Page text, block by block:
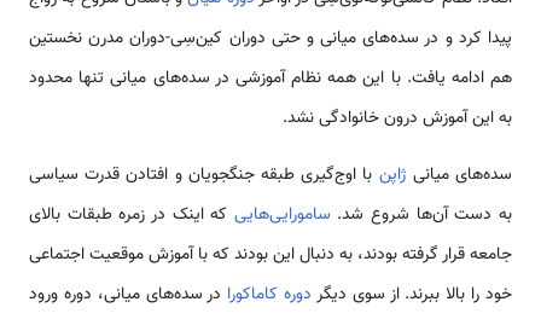
پیدا کرد و در سده‌های میانی و حتی دوران کین‌سِی-دوران مدرن نخستین
هم ادامه یافت. با این همه نظام آموزشی در سده‌های میانی تنها محدود
به این آموزش درون خانوادگی نشد.
سده‌های میانی ژاپن با اوج‌گیری طبقه جنگجویان و افتادن قدرت سیاسی
به دست آن‌ها شروع شد. سامورایی‌هایی که اینک در زمره طبقات بالای
جامعه قرار گرفته بودند، به دنبال این بودند که با آموزش موقعیت اجتماعی
خود را بالا ببرند. از سوی دیگر دوره کاماکورا در سده‌های میانی، دوره ورود